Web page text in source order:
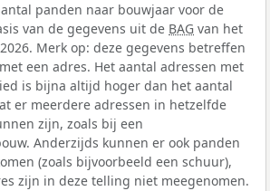
panden naar bouwjaar voor de
van de gegevens uit de BAG van het
Merk op: deze gegevens betreffen
een adres. Het aantal adressen met
is bijna altijd hoger dan het aantal
er meerdere adressen in hetzelfde
zijn, zoals bij een
Anderzijds kunnen er ook panden
(zoals bijvoorbeeld een schuur),
zijn in deze telling niet meegenomen.